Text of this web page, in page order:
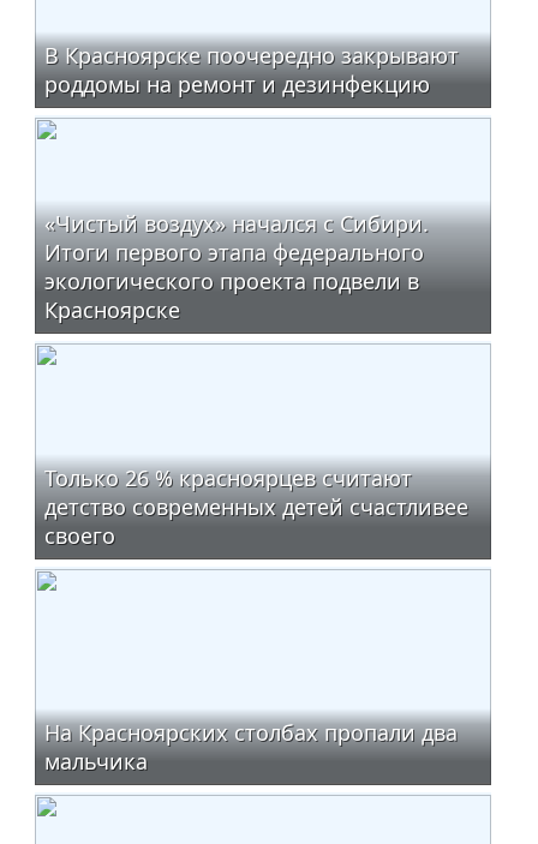
В Красноярске поочередно закрывают
роддомы на ремонт и дезинфекцию
«Чистый воздух» начался с Сибири.
Итоги первого этапа федерального
экологического проекта подвели в
Красноярске
Только 26 % красноярцев считают
детство современных детей счастливее
своего
На Красноярских столбах пропали два
мальчика